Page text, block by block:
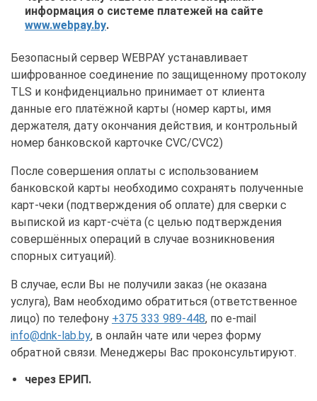
информация о системе платежей на сайте
www.webpay.by.
Безопасный сервер WEBPAY устанавливает
шифрованное соединение по защищенному протоколу
TLS и конфиденциально принимает от клиента
данные его платёжной карты (номер карты, имя
держателя, дату окончания действия, и контрольный
номер банковской карточке CVC/CVC2)
После совершения оплаты с использованием
банковской карты необходимо сохранять полученные
карт-чеки (подтверждения об оплате) для сверки с
выпиской из карт-счёта (с целью подтверждения
совершённых операций в случае возникновения
спорных ситуаций).
В случае, если Вы не получили заказ (не оказана
услуга), Вам необходимо обратиться (ответственное
лицо) по телефону +375 333 989-448, по e-mail
info@dnk-lab.by, в онлайн чате или через форму
обратной связи. Менеджеры Вас проконсультируют.
через ЕРИП.